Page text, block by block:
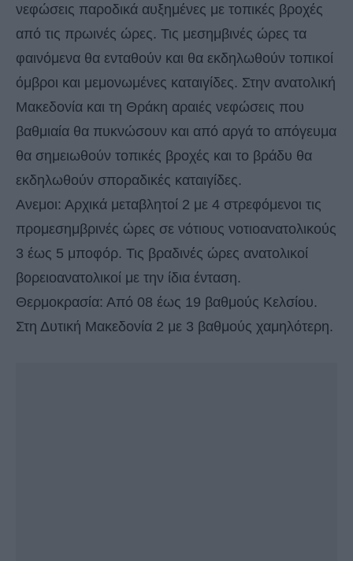
νεφώσεις παροδικά αυξημένες με τοπικές βροχές
από τις πρωινές ώρες. Τις μεσημβινές ώρες τα
φαινόμενα θα ενταθούν και θα εκδηλωθούν τοπικοί
όμβροι και μεμονωμένες καταιγίδες. Στην ανατολική
Μακεδονία και τη Θράκη αραιές νεφώσεις που
βαθμιαία θα πυκνώσουν και από αργά το απόγευμα
θα σημειωθούν τοπικές βροχές και το βράδυ θα
εκδηλωθούν σποραδικές καταιγίδες.
Ανεμοι: Αρχικά μεταβλητοί 2 με 4 στρεφόμενοι τις
προμεσημβρινές ώρες σε νότιους νοτιοανατολικούς
3 έως 5 μποφόρ. Τις βραδινές ώρες ανατολικοί
βορειοανατολικοί με την ίδια ένταση.
Θερμοκρασία: Από 08 έως 19 βαθμούς Κελσίου.
Στη Δυτική Μακεδονία 2 με 3 βαθμούς χαμηλότερη.